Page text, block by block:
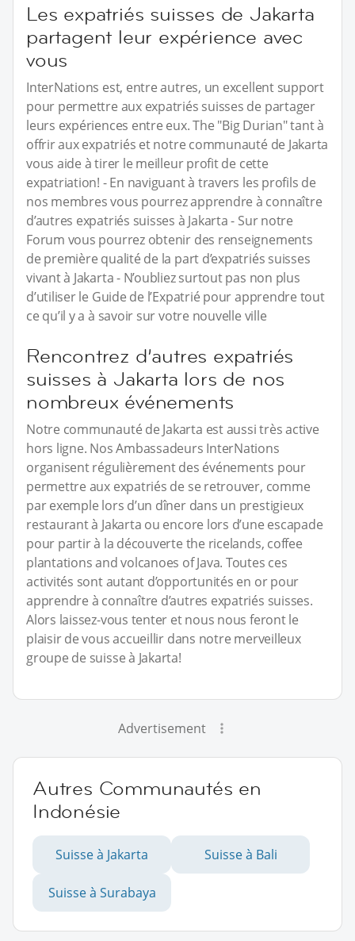
Les expatriés suisses de Jakarta
partagent leur expérience avec
vous
InterNations est, entre autres, un excellent support
pour permettre aux expatriés suisses de partager
leurs expériences entre eux. The "Big Durian" tant à
offrir aux expatriés et notre communauté de Jakarta
vous aide à tirer le meilleur profit de cette
expatriation! - En naviguant à travers les profils de
nos membres vous pourrez apprendre à connaître
d’autres expatriés suisses à Jakarta - Sur notre
Forum vous pourrez obtenir des renseignements
de première qualité de la part d’expatriés suisses
vivant à Jakarta - N’oubliez surtout pas non plus
d’utiliser le Guide de l’Expatrié pour apprendre tout
ce qu’il y a à savoir sur votre nouvelle ville
Rencontrez d’autres expatriés
suisses à Jakarta lors de nos
nombreux événements
Notre communauté de Jakarta est aussi très active
hors ligne. Nos Ambassadeurs InterNations
organisent régulièrement des événements pour
permettre aux expatriés de se retrouver, comme
par exemple lors d’un dîner dans un prestigieux
restaurant à Jakarta ou encore lors d’une escapade
pour partir à la découverte the ricelands, coffee
plantations and volcanoes of Java. Toutes ces
activités sont autant d’opportunités en or pour
apprendre à connaître d’autres expatriés suisses.
Alors laissez-vous tenter et nous nous feront le
plaisir de vous accueillir dans notre merveilleux
groupe de suisse à Jakarta!
Advertisement
Autres Communautés en
Indonésie
Suisse à Jakarta Suisse à Bali
Suisse à Surabaya